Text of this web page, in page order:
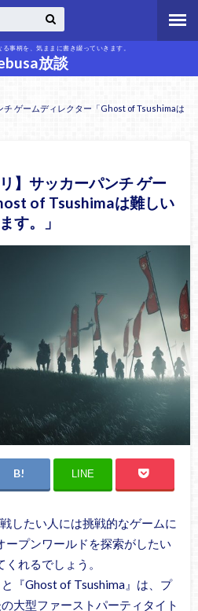
事柄を、気ままに書き綴っていきます。
放談
チ ゲームディレクター「Ghost of Tsushimaは
】サッカーパンチ ゲー
of Tsushimaは難しい
す。」
LINE
したい人には挑戦的なゲームに
ープンワールドを探索がしたい
れるでしょう。
『Ghost of Tsushima』は、プ
大型ファーストパーティタイト